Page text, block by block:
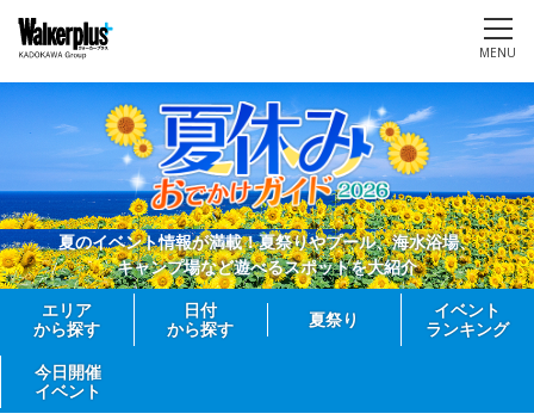
MENU
夏のイベント情報が満載！夏祭りやプール、海水浴場、
キャンプ場など遊べるスポットを大紹介
エリア
から探す
日付
から探す
夏祭り
イベント
ランキング
今日開催
イベント